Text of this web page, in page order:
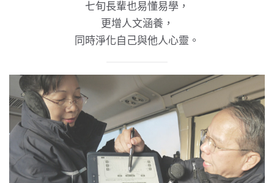
七旬長輩也易懂易學，
更增人文涵養，
同時淨化自己與他人心靈。